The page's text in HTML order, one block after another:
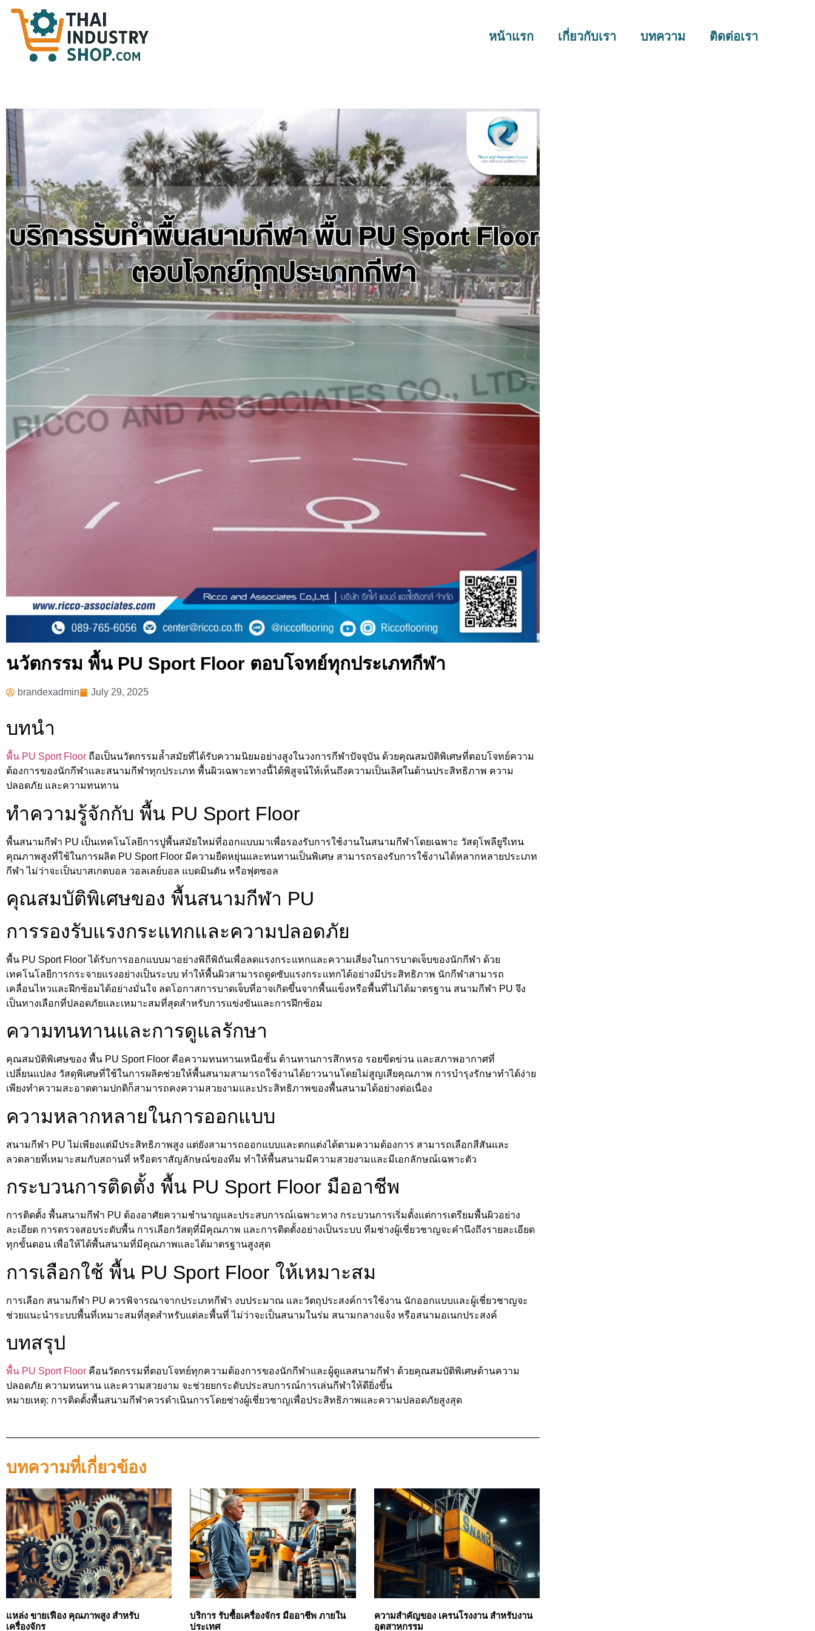
หน้าแรก เกี่ยวกับเรา บทความ ติดต่อเรา
นวัตกรรม พื้น PU Sport Floor ตอบโจทย์ทุกประเภทกีฬา
brandexadmin July 29, 2025
บทนำ
พื้น PU Sport Floor ถือเป็นนวัตกรรมล้ำสมัยที่ได้รับความนิยมอย่างสูงในวงการกีฬาปัจจุบัน ด้วยคุณสมบัติพิเศษที่ตอบโจทย์ความ
ต้องการของนักกีฬาและสนามกีฬาทุกประเภท พื้นผิวเฉพาะทางนี้ได้พิสูจน์ให้เห็นถึงความเป็นเลิศในด้านประสิทธิภาพ ความ
ปลอดภัย และความทนทาน
ทำความรู้จักกับ พื้น PU Sport Floor
พื้นสนามกีฬา PU เป็นเทคโนโลยีการปูพื้นสมัยใหม่ที่ออกแบบมาเพื่อรองรับการใช้งานในสนามกีฬาโดยเฉพาะ วัสดุโพลียูรีเทน
คุณภาพสูงที่ใช้ในการผลิต PU Sport Floor มีความยืดหยุ่นและทนทานเป็นพิเศษ สามารถรองรับการใช้งานได้หลากหลายประเภท
กีฬา ไม่ว่าจะเป็นบาสเกตบอล วอลเลย์บอล แบดมินตัน หรือฟุตซอล
คุณสมบัติพิเศษของ พื้นสนามกีฬา PU
การรองรับแรงกระแทกและความปลอดภัย
พื้น PU Sport Floor ได้รับการออกแบบมาอย่างพิถีพิถันเพื่อลดแรงกระแทกและความเสี่ยงในการบาดเจ็บของนักกีฬา ด้วย
เทคโนโลยีการกระจายแรงอย่างเป็นระบบ ทำให้พื้นผิวสามารถดูดซับแรงกระแทกได้อย่างมีประสิทธิภาพ นักกีฬาสามารถ
เคลื่อนไหวและฝึกซ้อมได้อย่างมั่นใจ ลดโอกาสการบาดเจ็บที่อาจเกิดขึ้นจากพื้นแข็งหรือพื้นที่ไม่ได้มาตรฐาน สนามกีฬา PU จึง
เป็นทางเลือกที่ปลอดภัยและเหมาะสมที่สุดสำหรับการแข่งขันและการฝึกซ้อม
ความทนทานและการดูแลรักษา
คุณสมบัติพิเศษของ พื้น PU Sport Floor คือความทนทานเหนือชั้น ต้านทานการสึกหรอ รอยขีดข่วน และสภาพอากาศที่
เปลี่ยนแปลง วัสดุพิเศษที่ใช้ในการผลิตช่วยให้พื้นสนามสามารถใช้งานได้ยาวนานโดยไม่สูญเสียคุณภาพ การบำรุงรักษาทำได้ง่าย
เพียงทำความสะอาดตามปกติก็สามารถคงความสวยงามและประสิทธิภาพของพื้นสนามได้อย่างต่อเนื่อง
ความหลากหลายในการออกแบบ
สนามกีฬา PU ไม่เพียงแต่มีประสิทธิภาพสูง แต่ยังสามารถออกแบบและตกแต่งได้ตามความต้องการ สามารถเลือกสีสันและ
ลวดลายที่เหมาะสมกับสถานที่ หรือตราสัญลักษณ์ของทีม ทำให้พื้นสนามมีความสวยงามและมีเอกลักษณ์เฉพาะตัว
กระบวนการติดตั้ง พื้น PU Sport Floor มืออาชีพ
การติดตั้ง พื้นสนามกีฬา PU ต้องอาศัยความชำนาญและประสบการณ์เฉพาะทาง กระบวนการเริ่มตั้งแต่การเตรียมพื้นผิวอย่าง
ละเอียด การตรวจสอบระดับพื้น การเลือกวัสดุที่มีคุณภาพ และการติดตั้งอย่างเป็นระบบ ทีมช่างผู้เชี่ยวชาญจะคำนึงถึงรายละเอียด
ทุกขั้นตอน เพื่อให้ได้พื้นสนามที่มีคุณภาพและได้มาตรฐานสูงสุด
การเลือกใช้ พื้น PU Sport Floor ให้เหมาะสม
การเลือก สนามกีฬา PU ควรพิจารณาจากประเภทกีฬา งบประมาณ และวัตถุประสงค์การใช้งาน นักออกแบบและผู้เชี่ยวชาญจะ
ช่วยแนะนำระบบพื้นที่เหมาะสมที่สุดสำหรับแต่ละพื้นที่ ไม่ว่าจะเป็นสนามในร่ม สนามกลางแจ้ง หรือสนามอเนกประสงค์
บทสรุป
พื้น PU Sport Floor คือนวัตกรรมที่ตอบโจทย์ทุกความต้องการของนักกีฬาและผู้ดูแลสนามกีฬา ด้วยคุณสมบัติพิเศษด้านความ
ปลอดภัย ความทนทาน และความสวยงาม จะช่วยยกระดับประสบการณ์การเล่นกีฬาให้ดียิ่งขึ้น
หมายเหตุ: การติดตั้งพื้นสนามกีฬาควรดำเนินการโดยช่างผู้เชี่ยวชาญเพื่อประสิทธิภาพและความปลอดภัยสูงสุด
บทความที่เกี่ยวข้อง
แหล่ง ขายเฟือง คุณภาพสูง สำหรับ
เครื่องจักร
บริการ รับซื้อเครื่องจักร มืออาชีพ ภายใน
ประเทศ
ความสำคัญของ เครนโรงงาน สำหรับงาน
อุตสาหกรรม